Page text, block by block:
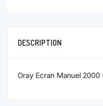
DESCRIPTION
Oray Ecran Manuel 2000